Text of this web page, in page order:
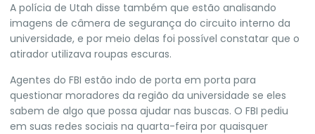
A polícia de Utah disse também que estão analisando
imagens de câmera de segurança do circuito interno da
universidade, e por meio delas foi possível constatar que o
atirador utilizava roupas escuras.
Agentes do FBI estão indo de porta em porta para
questionar moradores da região da universidade se eles
sabem de algo que possa ajudar nas buscas. O FBI pediu
em suas redes sociais na quarta-feira por quaisquer